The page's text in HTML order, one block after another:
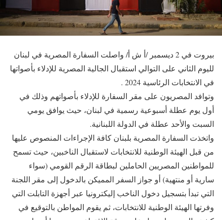
بيروت في 2 ديسمبر /أ ش أ/ واصلت السفارة المصرية في لبنان
لليوم الثاني على التوالي استقبال الجالية المصرية للإدلاء بأصواتها
في الانتخابات الرئاسية 2024 .
وتوافد المصريون على مقر السفارة للإدلاء بأصواتهم وذلك في
أول يوم عطلة أسبوعية رسمية في لبنان، حيث يوافق يومي
السبت والأحد عطلة في الدولة اللبنانية.
واتخذت السفارة المصرية بلبنان كافة الإجراءات المنصوص عليها
من قبل الهيئة الوطنية للانتخابات لاستقبال الناخبين، حيث تسمح
للمواطنين المصريين الحاملين لبطاقة الرقم القومي (سواء
سارية أو منتهية) أو جواز السفر المميكن بالدخول إلى مقر اللجنة
التي تبدأ بتسجيل دخول الناخب إليكترونيا عبر أجهزة التابلت التي
وفرتها الهيئة الوطنية للانتخابات، ثم يقوم المواطن بالتوقيع في